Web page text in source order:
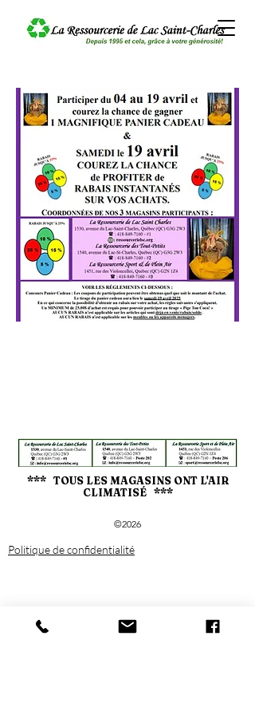
*** TOUS LES MAGASINS ONT L'AIR
CLIMATISÉ ***
©2026
Politique de confidentialité